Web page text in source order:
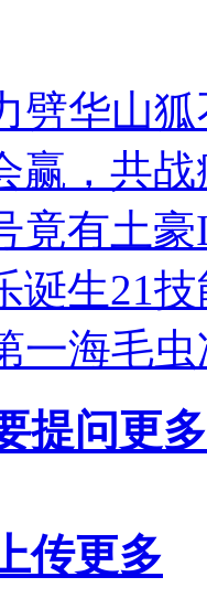
劈华山
赢，共
竟有土
诞生21
一海毛
提问更多
传更多